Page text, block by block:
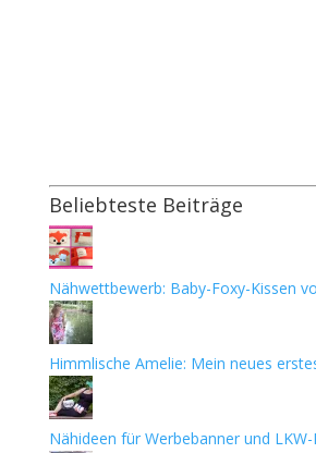
Beliebteste Beiträge
Nähwettbewerb: Baby-Foxy-Kissen
Himmlische Amelie: Mein neues
Nähideen für Werbebanner und LKW-